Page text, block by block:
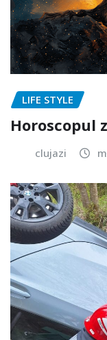
LIFE STYLE
Horoscopul
clujazi